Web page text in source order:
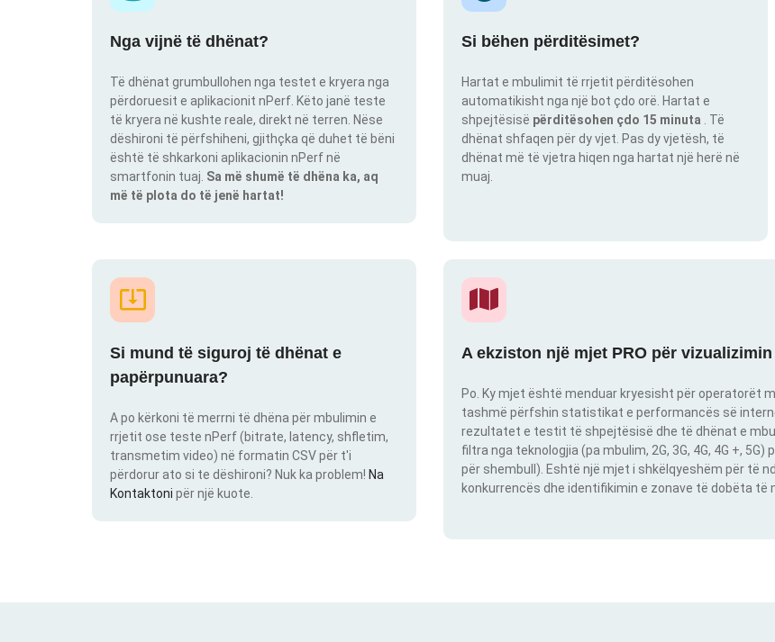
Nga vijnë të dhënat?
Të dhënat grumbullohen nga testet e kryera nga
përdoruesit e aplikacionit nPerf. Këto janë teste
të kryera në kushte reale, direkt në terren. Nëse
dëshironi të përfshiheni, gjithçka që duhet të bëni
është të shkarkoni aplikacionin nPerf në
smartfonin tuaj. Sa më shumë të dhëna ka, aq
më të plota do të jenë hartat!
Si bëhen përditësimet?
Hartat e mbulimit të rrjetit përditësohen
automatikisht nga një bot çdo orë. Hartat e
shpejtësisë përditësohen çdo 15 minuta
. Të
dhënat shfaqen për dy vjet. Pas dy vjetësh, të
dhënat më të vjetra hiqen nga hartat një herë në
muaj.
Si mund të siguroj të dhënat e
papërpunuara?
A po kërkoni të merrni të dhëna për mbulimin e
rrjetit ose teste nPerf (bitrate, latency, shfletim,
transmetim video) në formatin CSV për t'i
përdorur ato si te dëshironi? Nuk ka problem! Na
Kontaktoni për një kuote.
A ekziston një mjet PRO për
Po. Ky mjet është menduar kryesisht për operatorët
tashmë përfshin statistikat e performancës së
rezultatet e testit të shpejtësisë dhe të dhënat e
filtra nga teknologjia (pa mbulim, 2G, 3G, 4G, 4G +,
për shembull). Eshtë një mjet i shkëlqyeshëm për të
konkurrencës dhe identifikimin e zonave të dobëta të